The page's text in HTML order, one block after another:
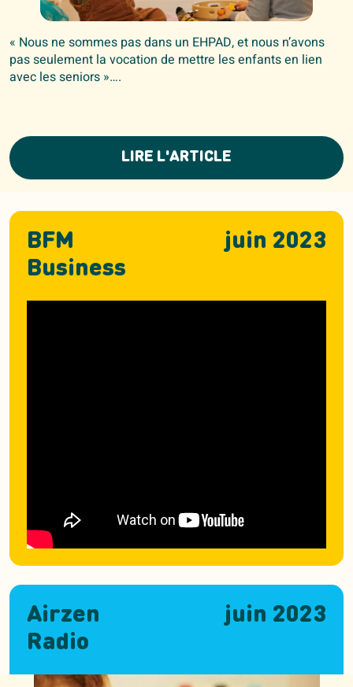
« Nous ne sommes pas dans un EHPAD, et nous n’avons
pas seulement la vocation de mettre les enfants en lien
avec les seniors »….
LIRE L'ARTICLE
BFM
Business
juin 2023
Airzen
Radio
juin 2023